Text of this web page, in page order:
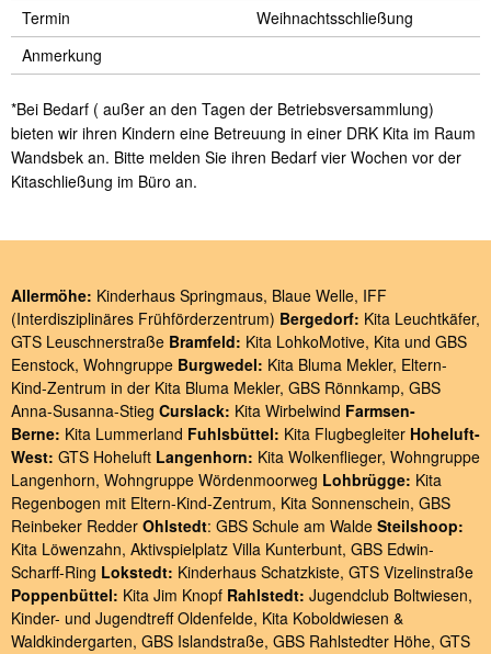
Termin
Weihnachtsschließung
Anmerkung
*Bei Bedarf ( außer an den Tagen der Betriebsversammlung)
bieten wir ihren Kindern eine Betreuung in einer DRK Kita im Raum
Wandsbek an. Bitte melden Sie ihren Bedarf vier Wochen vor der
Kitaschließung im Büro an.
Allermöhe: Kinderhaus Springmaus, Blaue Welle, IFF
(Interdisziplinäres Frühförderzentrum) Bergedorf: Kita Leuchtkäfer,
GTS Leuschnerstraße Bramfeld: Kita LohkoMotive, Kita und GBS
Eenstock, Wohngruppe Burgwedel: Kita Bluma Mekler, Eltern-
Kind-Zentrum in der Kita Bluma Mekler, GBS Rönnkamp, GBS
Anna-Susanna-Stieg Curslack: Kita Wirbelwind Farmsen-
Berne: Kita Lummerland Fuhlsbüttel: Kita Flugbegleiter Hoheluft-
West: GTS Hoheluft Langenhorn: Kita Wolkenflieger, Wohngruppe
Langenhorn, Wohngruppe Wördenmoorweg Lohbrügge: Kita
Regenbogen mit Eltern-Kind-Zentrum, Kita Sonnenschein, GBS
Reinbeker Redder Ohlstedt: GBS Schule am Walde Steilshoop:
Kita Löwenzahn, Aktivspielplatz Villa Kunterbunt, GBS Edwin-
Scharff-Ring Lokstedt: Kinderhaus Schatzkiste, GTS Vizelinstraße
Poppenbüttel: Kita Jim Knopf Rahlstedt: Jugendclub Boltwiesen,
Kinder- und Jugendtreff Oldenfelde, Kita Koboldwiesen &
Waldkindergarten, GBS Islandstraße, GBS Rahlstedter Höhe, GTS